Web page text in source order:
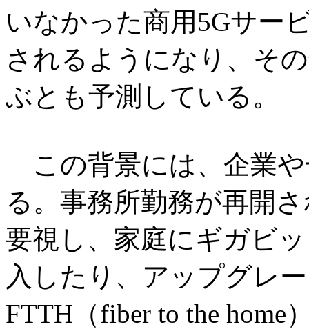
いなかった商用5Gサー
されるようになり、そ
ぶとも予測している。
この背景には、企業
る。事務所勤務が再開
要視し、家庭にギガビ
入したり、アップグレ
FTTH（fiber to the